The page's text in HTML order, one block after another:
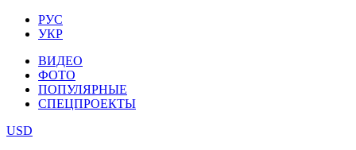
РУС
УКР
ВИДЕО
ФОТО
ПОПУЛЯРНЫЕ
СПЕЦПРОЕКТЫ
USD